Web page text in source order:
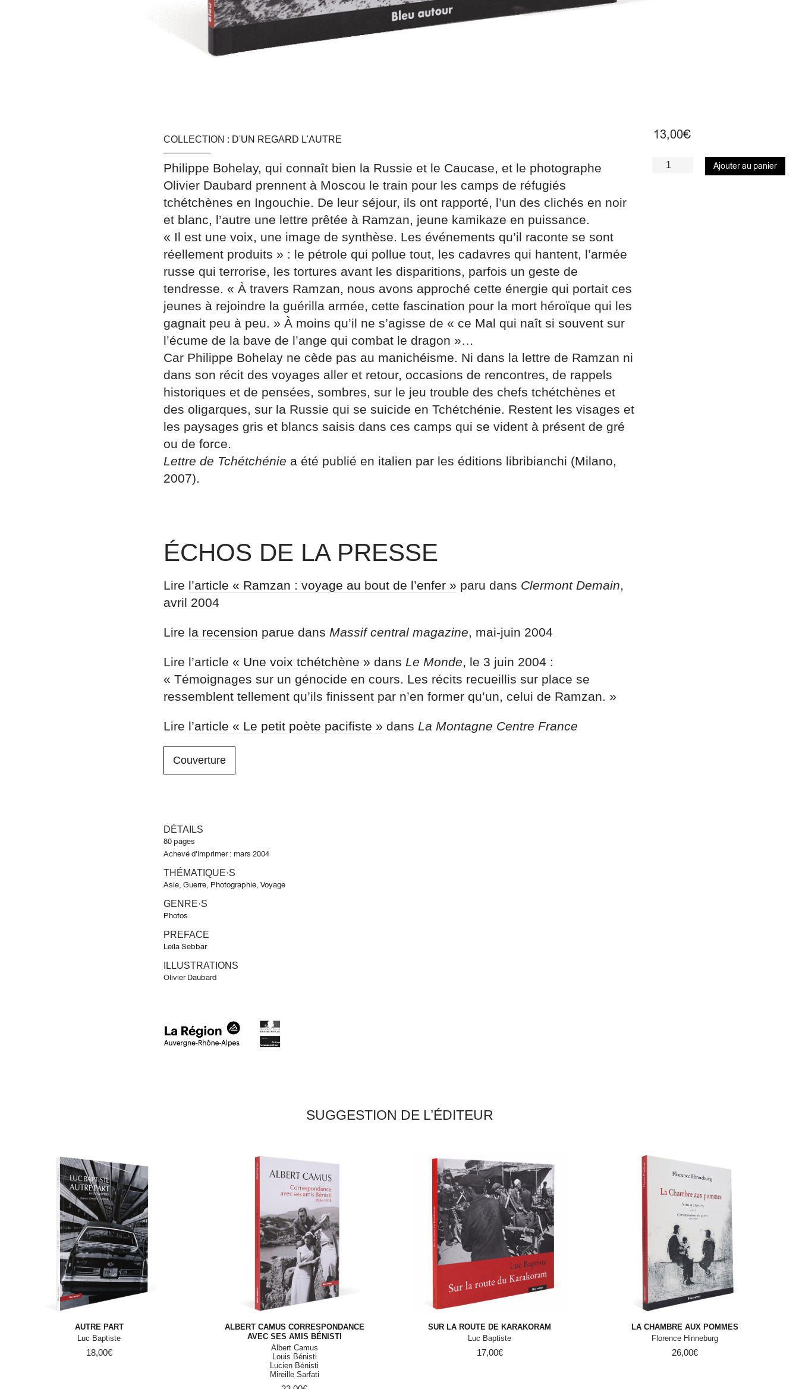
COLLECTION : D'UN REGARD L'AUTRE
Philippe Bohelay, qui connaît bien la Russie et le Caucase, et le photographe
Olivier Daubard prennent à Moscou le train pour les camps de réfugiés
tchétchènes en Ingouchie. De leur séjour, ils ont rapporté, l’un des clichés en noir
et blanc, l’autre une lettre prêtée à Ramzan, jeune kamikaze en puissance.
« Il est une voix, une image de synthèse. Les événements qu’il raconte se sont
réellement produits » : le pétrole qui pollue tout, les cadavres qui hantent, l’armée
russe qui terrorise, les tortures avant les disparitions, parfois un geste de
tendresse. « À travers Ramzan, nous avons approché cette énergie qui portait ces
jeunes à rejoindre la guérilla armée, cette fascination pour la mort héroïque qui les
gagnait peu à peu. » À moins qu’il ne s’agisse de « ce Mal qui naît si souvent sur
l’écume de la bave de l’ange qui combat le dragon »…
Car Philippe Bohelay ne cède pas au manichéisme. Ni dans la lettre de Ramzan ni
dans son récit des voyages aller et retour, occasions de rencontres, de rappels
historiques et de pensées, sombres, sur le jeu trouble des chefs tchétchènes et
des oligarques, sur la Russie qui se suicide en Tchétchénie. Restent les visages et
les paysages gris et blancs saisis dans ces camps qui se vident à présent de gré
ou de force.
Lettre de Tchétchénie a été publié en italien par les éditions libribianchi (Milano,
2007).
ÉCHOS DE LA PRESSE
Lire l’article « Ramzan : voyage au bout de l’enfer » paru dans Clermont Demain,
avril 2004
Lire la recension parue dans Massif central magazine, mai-juin 2004
Lire l’article « Une voix tchétchène » dans Le Monde, le 3 juin 2004 :
« Témoignages sur un génocide en cours. Les récits recueillis sur place se
ressemblent tellement qu’ils finissent par n’en former qu’un, celui de Ramzan. »
Lire l’article « Le petit poète pacifiste » dans La Montagne Centre France
Couverture
DÉTAILS
80 pages
Achevé d'imprimer : mars 2004
THÉMATIQUE·S
Asie, Guerre, Photographie, Voyage
GENRE·S
Photos
PREFACE
Leïla Sebbar
ILLUSTRATIONS
Olivier Daubard
13,00€
Ajouter au panier
SUGGESTION DE L’ÉDITEUR
AUTRE PART
Luc Baptiste
18,00€
ALBERT CAMUS CORRESPONDANCE
AVEC SES AMIS BÉNISTI
Albert Camus
Louis Bénisti
Lucien Bénisti
Mireille Sarfati
SUR LA ROUTE DE KARAKORAM
Luc Baptiste
17,00€
LA CHAMBRE AUX POMMES
Florence Hinneburg
26,00€